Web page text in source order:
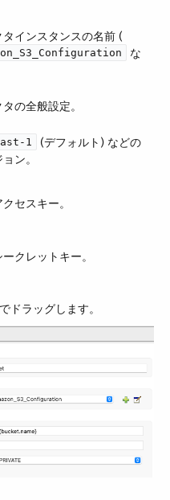
タインスタンスの名前 (​
​ な
の全般設定。
1
​ (デフォルト) などの
ン。
セスキー。
クレットキー。
ドラッグします。